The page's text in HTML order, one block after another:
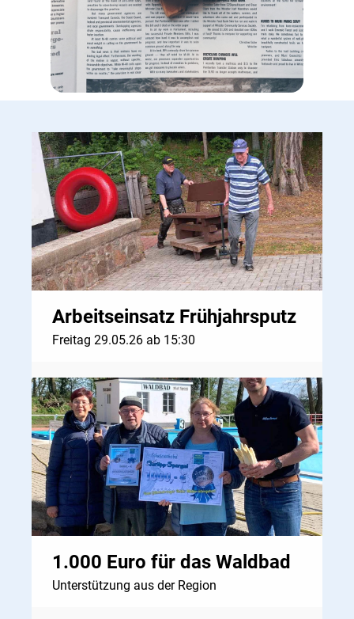
Arbeitseinsatz Frühjahrsputz
Freitag 29.05.26 ab 15:30
1.000 Euro für das Waldbad
Unterstützung aus der Region